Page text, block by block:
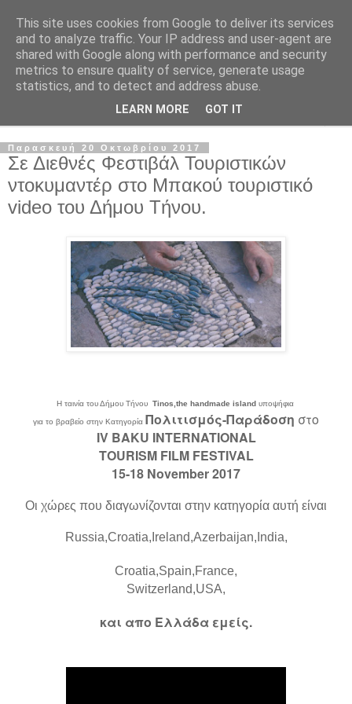
Παρασκευή 20 Οκτωβρίου 2017
Σε Διεθνές Φεστιβάλ Τουριστικών
ντοκυμαντέρ στο Μπακού τουριστικό
video του Δήμου Τήνου.
Η ταινία του Δήμου Τήνου Tinos,the handmade islandυποψήφια
για το βραβείο στην Κατηγορία Πολιτισμός-Παράδοση στο
IV BAKU INTERNATIONAL
TOURISM FILM FESTIVAL
15-18 November 2017
Οι χώρες που διαγωνίζονται στην κατηγορία αυτή είναι
Russia,Croatia, Ireland,Azerbaijan, India,
Croatia,Spain,France,
Switzerland,USA,
και απο Ελλάδα εμείς.
This site uses cookies from Google to deliver its services
and to analyze traffic. Your IP address and user-agent are
shared with Google along with performance and security
metrics to ensure quality of service, generate usage
statistics, and to detect and address abuse.
LEARN MORE GOT IT